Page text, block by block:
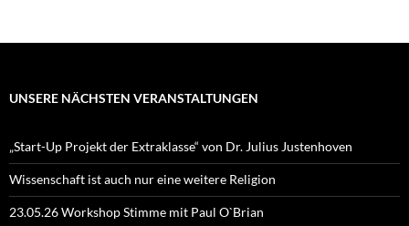
UNSERE NÄCHSTEN VERANSTALTUNGEN
„Start-Up Projekt der Extraklasse“ von Dr. Julius Justenhoven
Wissenschaft ist auch nur eine weitere Religion
23.05.26 Workshop Stimme mit Paul O`Brian